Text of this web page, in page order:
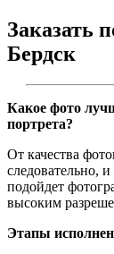
Заказать
Бердск
Какое фото
портрета?
От качества
следовательно,
подойдет
высоким
Этапы